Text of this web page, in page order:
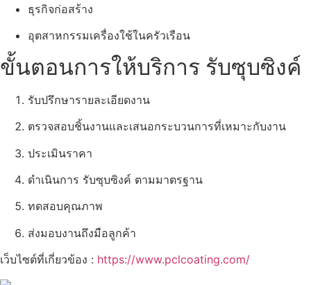
ธุรกิจก่อสร้าง
อุตสาหกรรมเครื่องใช้ในครัวเรือน
ขั้นตอนการให้บริการ รับซุบซิงค์
รับปรึกษารายละเอียดงาน
ตรวจสอบชิ้นงานและเสนอกระบวนการที่เหมาะกับงาน
ประเมินราคา
ดำเนินการ รับซุบซิงค์ ตามมาตรฐาน
ทดสอบคุณภาพ
ส่งมอบงานถึงมือลูกค้า
เว็บไซต์ที่เกี่ยวข้อง : https://www.pclcoating.com/